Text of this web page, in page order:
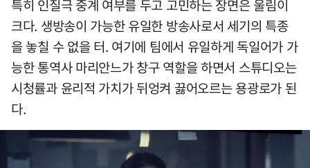
특히 인질극 중계 여부를 두고 고민하는 장면은 울림이
크다. 생방송이 가능한 유일한 방송사로서 세기의 특종
을 놓칠 수 없을 터. 여기에 팀에서 유일하게 독일어가 가
능한 통역사 마리안느가 창구 역할을 하면서 스튜디오는
시청률과 윤리적 가치가 뒤엉켜 끓어오르는 용광로가 된
다.